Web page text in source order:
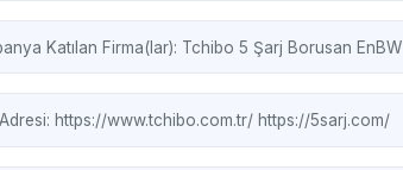
Katılan Firma(lar): Tchibo 5 Şarj Borusan EnBW
https://www.tchibo.com.tr/ https://5sarj.com/